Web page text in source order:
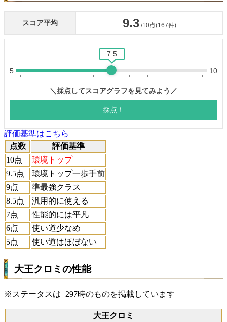
評価基準はこちら
点数
評価基準
10点
環境トップ
9.5点
環境トップ一歩手前
9点
準最強クラス
8.5点
汎用的に使える
7点
性能的には平凡
6点
使い道少なめ
5点
使い道はほぼない
大王クロミの性能
※ステータスは+297時のものを掲載しています
大王クロミ